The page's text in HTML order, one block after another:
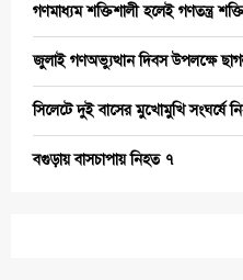
গণমাধ্যম শক্তিশালী হলেই গণতন্ত্র
জুলাই গণঅভ্যুত্থান দিবস উপলক্ষে
সিলেটে দুই বাসের মুখোমুখি সংঘর্ষে
বগুড়ায় বাসচাপায় নিহত ৭